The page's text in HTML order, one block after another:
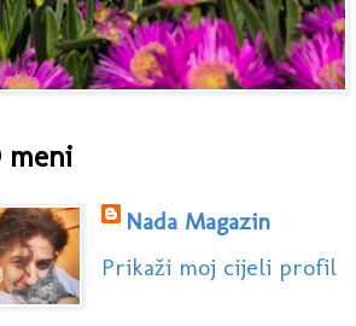
meni
Nada Magazin
Prikaži moj cijeli profil